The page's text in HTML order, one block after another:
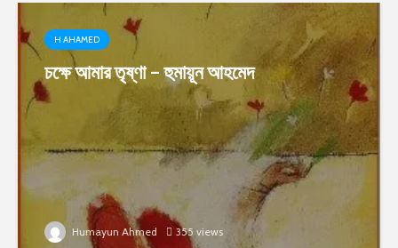
H AHAMED
চক্ষে আমার তৃষ্ণা – হুমায়ূন আহমেদ
Humayun Ahmed 355 views